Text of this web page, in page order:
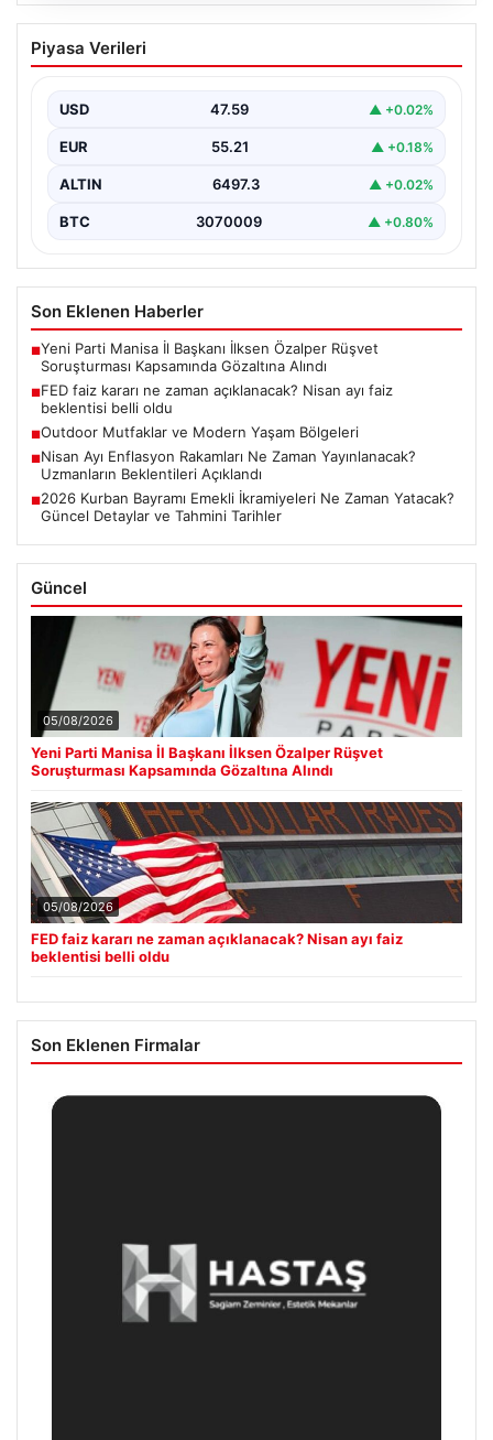
FED faiz kararı ne zaman açıklanacak?
Nisan ayı faiz beklentisi belli oldu
Piyasa Verileri
USD 47.59 ▲ +0.02%
EUR 55.21 ▲ +0.18%
ALTIN 6497.3 ▲ +0.02%
BTC 3070009 ▲ +0.80%
Son Eklenen Haberler
■Yeni Parti Manisa İl Başkanı İlksen Özalper Rüşvet
Soruşturması Kapsamında Gözaltına Alındı
■FED faiz kararı ne zaman açıklanacak? Nisan ayı faiz
beklentisi belli oldu
■Outdoor Mutfaklar ve Modern Yaşam Bölgeleri
■Nisan Ayı Enflasyon Rakamları Ne Zaman Yayınlanacak?
Uzmanların Beklentileri Açıklandı
■2026 Kurban Bayramı Emekli İkramiyeleri Ne Zaman Yatacak?
Güncel Detaylar ve Tahmini Tarihler
Güncel
05/08/2026
Yeni Parti Manisa İl Başkanı İlksen Özalper Rüşvet
Soruşturması Kapsamında Gözaltına Alındı
05/08/2026
FED faiz kararı ne zaman açıklanacak? Nisan ayı faiz
beklentisi belli oldu
Son Eklenen Firmalar